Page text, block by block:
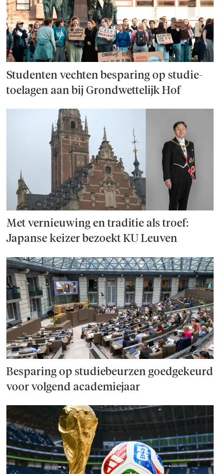
Studenten vechten besparing op studie­
toelagen aan bij Grondwettelijk Hof
Met vernieuwing en traditie als troef:
Japanse keizer bezoekt KU Leuven
Besparing op studie­beurzen goed­ge­keurd
voor volgend academiejaar